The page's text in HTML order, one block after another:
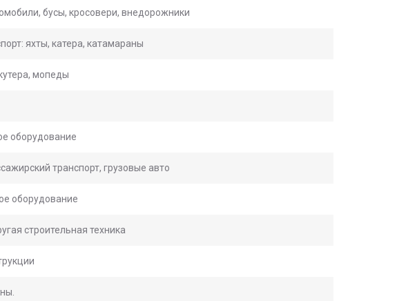
бусы, кросовери, внедорожники
яхты, катера, катамараны
мопеды
оборудование
транспорт, грузовые авто
оборудование
строительная техника